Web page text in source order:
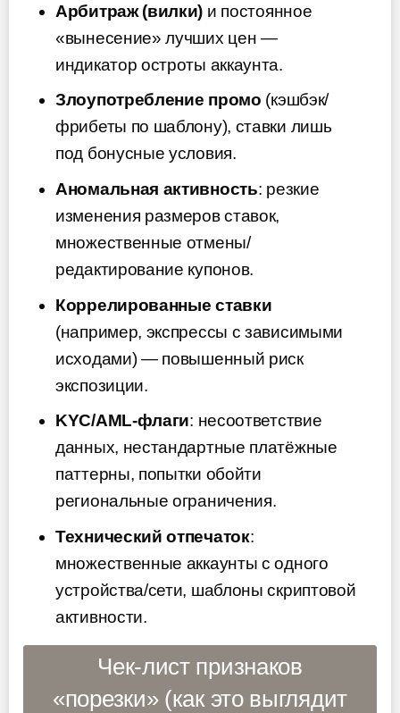
Арбитраж (вилки) и постоянное
«вынесение» лучших цен —
индикатор остроты аккаунта.
Злоупотребление промо (кэшбэк/
фрибеты по шаблону), ставки лишь
под бонусные условия.
Аномальная активность: резкие
изменения размеров ставок,
множественные отмены/
редактирование купонов.
Коррелированные ставки
(например, экспрессы с зависимыми
исходами) — повышенный риск
экспозиции.
KYC/AML-флаги: несоответствие
данных, нестандартные платёжные
паттерны, попытки обойти
региональные ограничения.
Технический отпечаток:
множественные аккаунты с одного
устройства/сети, шаблоны скриптовой
активности.
Чек-лист признаков
«порезки» (как это выглядит